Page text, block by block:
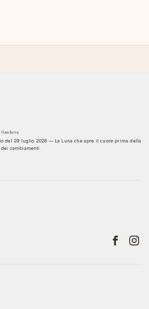
del 29 luglio 2026 — La Luna che apre il cuore prima della
dei cambiamenti